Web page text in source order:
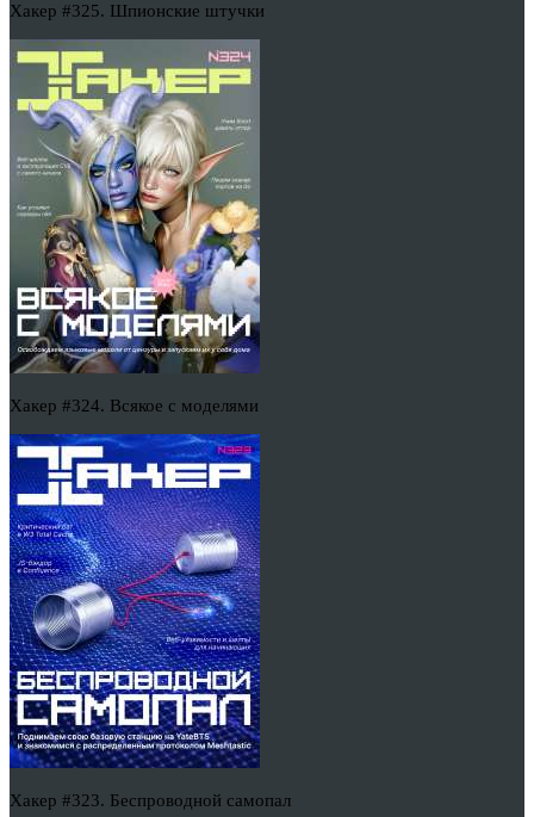
Хакер #325. Шпионские штучки
Хакер #324. Всякое с моделями
Хакер #323. Беспроводной самопал